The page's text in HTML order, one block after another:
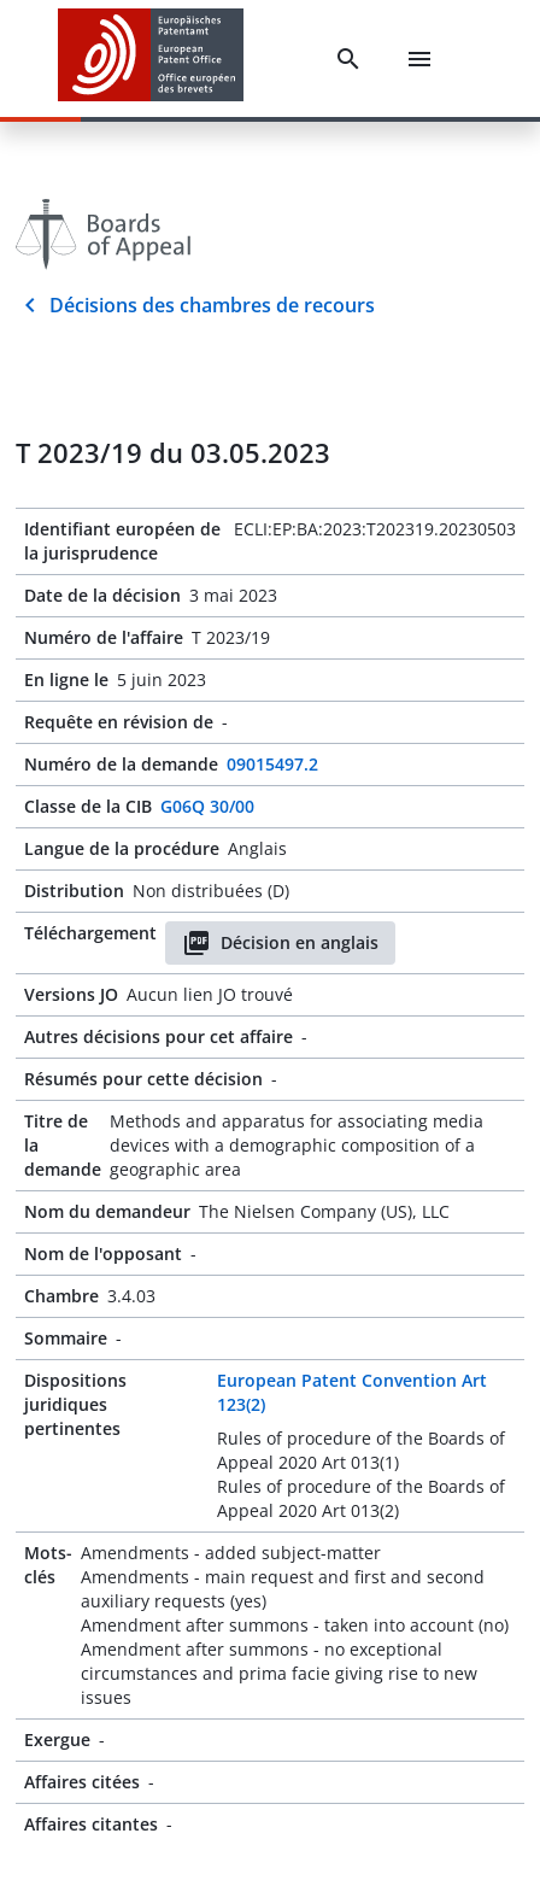
Décisions des chambres de recours
T 2023/19 du 03.05.2023
Identifiant européen de
la jurisprudence
ECLI:EP:BA:2023:T202319.20230503
Date de la décision 3 mai 2023
Numéro de l'affaire T 2023/19
En ligne le 5 juin 2023
Requête en révision de -
Numéro de la demande 09015497.2
Classe de la CIB G06Q 30/00
Langue de la procédure Anglais
Distribution Non distribuées (D)
Téléchargement
Décision en anglais
Versions JO Aucun lien JO trouvé
Autres décisions pour cet affaire -
Résumés pour cette décision -
Titre de
la
demande
Methods and apparatus for associating media
devices with a demographic composition of a
geographic area
Nom du demandeur The Nielsen Company (US), LLC
Nom de l'opposant -
Chambre 3.4.03
Sommaire -
Dispositions
juridiques
pertinentes
European Patent Convention Art
123(2)
Rules of procedure of the Boards of
Appeal 2020 Art 013(1)
Rules of procedure of the Boards of
Appeal 2020 Art 013(2)
Mots-
clés
Amendments - added subject-matter
Amendments - main request and first and second
auxiliary requests (yes)
Amendment after summons - taken into account (no)
Amendment after summons - no exceptional
circumstances and prima facie giving rise to new
issues
Exergue -
Affaires citées -
Affaires citantes -